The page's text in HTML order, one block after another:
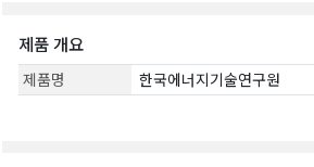
제품 개요
제품명 한국에너지기술연구원